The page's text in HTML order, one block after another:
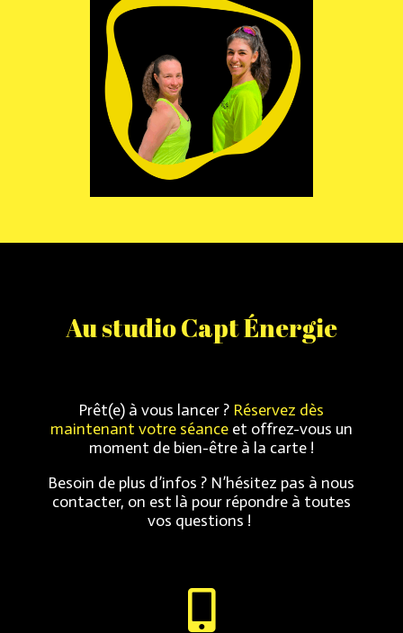
Au studio Capt Énergie
Prêt(e) à vous lancer ? Réservez dès
maintenant votre séanceet offrez-vous un
moment de bien-être à la carte !
Besoin de plus d’infos ? N’hésitez pas à nous
contacter, on est là pour répondre à toutes
vos questions !
